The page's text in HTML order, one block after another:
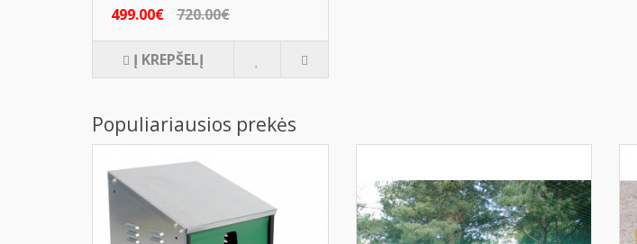
499.00€ 720.00€
Į KREPŠELĮ
Populiariausios prekės